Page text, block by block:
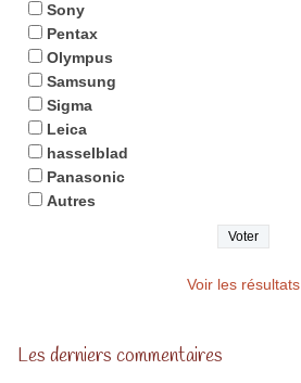
Sony
Pentax
Olympus
Samsung
Sigma
Leica
hasselblad
Panasonic
Autres
Voir les résultats
Les derniers commentaires